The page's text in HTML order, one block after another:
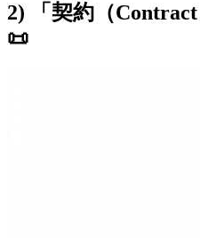
2) 「契約（
📜